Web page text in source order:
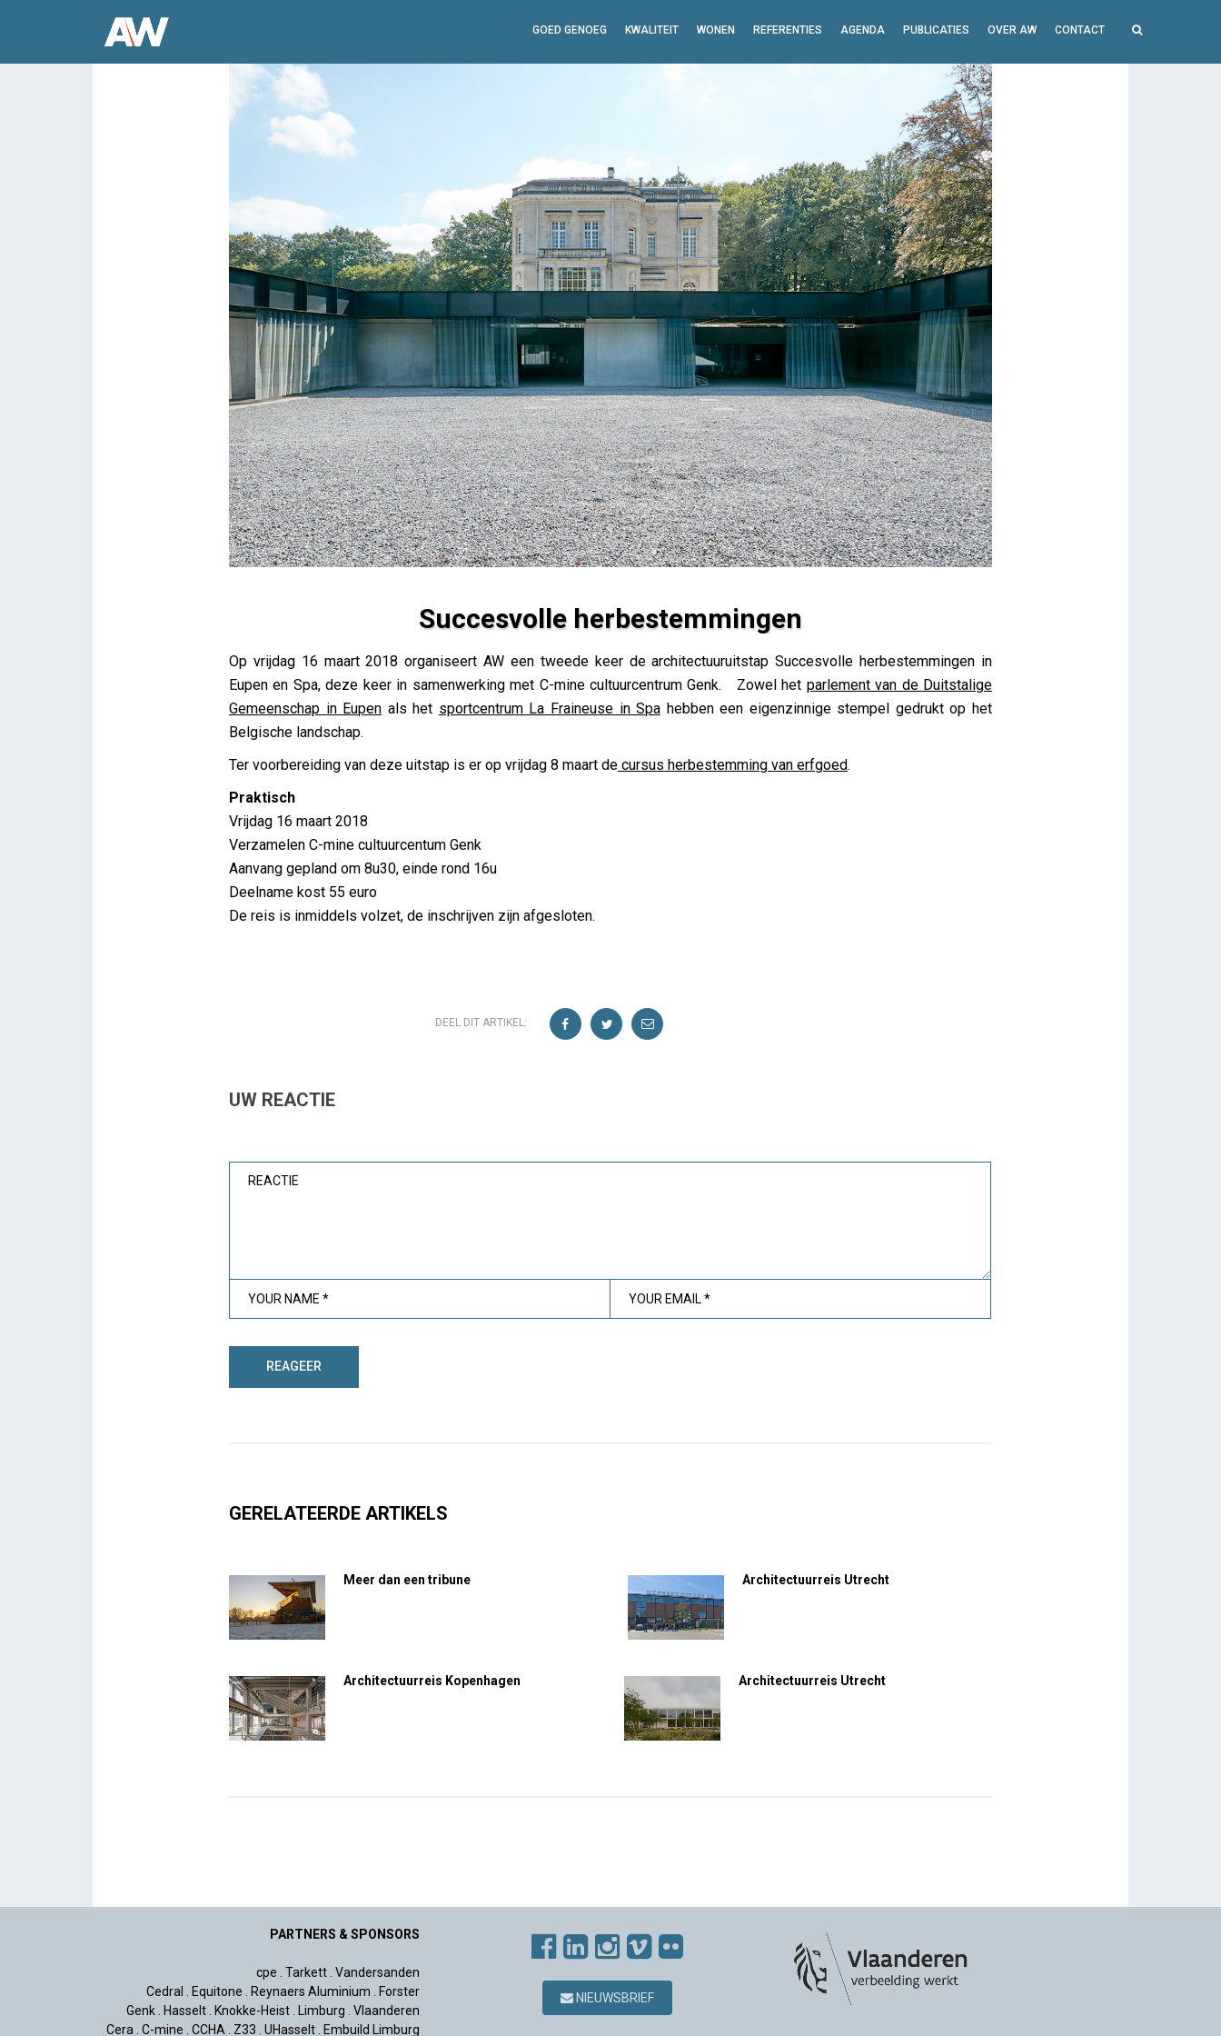
GOED GENOEG KWALITEIT WONEN REFERENTIES AGENDA PUBLICATIES OVER AW CONTACT
Succesvolle herbestemmingen
Succesvolle herbestemmingen
iris
Op vrijdag 16 maart 2018 organiseert AW een tweede keer de architectuuruitstap Succesvolle herbestemmingen in
Eupen en Spa, deze keer in samenwerking met C-mine cultuurcentrum Genk. Zowel het parlement van de Duitstalige
Gemeenschap in Eupen als het sportcentrum La Fraineuse in Spa hebben een eigenzinnige stempel gedrukt op het
Belgische landschap.
Ter voorbereiding van deze uitstap is er op vrijdag 8 maart de cursus herbestemming van erfgoed.
Praktisch
Vrijdag 16 maart 2018
Verzamelen C-mine cultuurcentum Genk
Aanvang gepland om 8u30, einde rond 16u
Deelname kost 55 euro
De reis is inmiddels volzet, de inschrijven zijn afgesloten.
DEEL DIT ARTIKEL:
UW REACTIE
GERELATEERDE ARTIKELS
Meer dan een tribune Architectuurreis Utrecht
Architectuurreis Kopenhagen Architectuurreis Utrecht
PARTNERS & SPONSORS
cpe Tarkett Vandersanden
Cedral
Equitone Reynaers Aluminium
Forster
Genk
Hasselt Knokke-Heist Limburg
Vlaanderen
Cera
C-mine CCHA Z33 UHasselt Embuild Limburg
NIEUWSBRIEF